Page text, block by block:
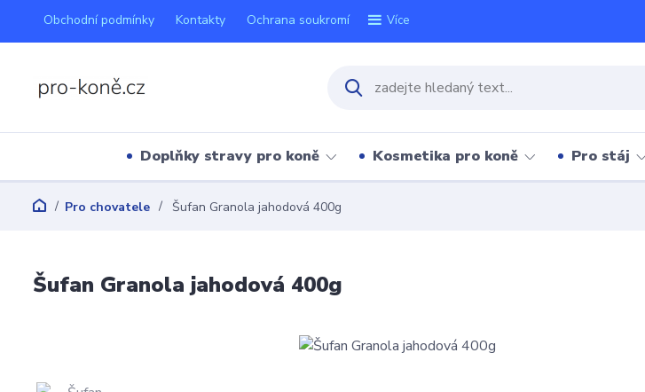
Obchodní podmínky Kontakty Ochrana soukromí Více
Doplňky stravy pro koně Kosmetika pro koně Pro stáj
Pro chovatele Šufan Granola jahodová 400g
Šufan Granola jahodová 400g